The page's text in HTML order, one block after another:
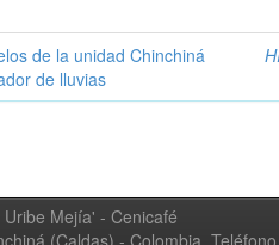
de la unidad Chinchiná
de lluvias
Mejía' - Cenicafé
(Caldas) - Colombia,